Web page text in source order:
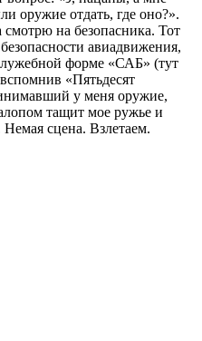
оружие отдать, где оно?».
на безопасника. Тот
авиадвижения,
форме «САБ» (тут
«Пятьдесят
у меня оружие,
тащит мое ружье и
Немая сцена. Взлетаем.